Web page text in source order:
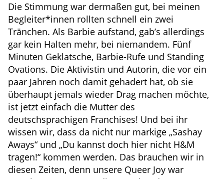
Die Stimmung war dermaßen gut, bei meinen
Begleiter*innen rollten schnell ein zwei
Tränchen. Als Barbie aufstand, gab’s allerdings
gar kein Halten mehr, bei niemandem. Fünf
Minuten Geklatsche, Barbie-Rufe und Standing
Ovations. Die Aktivistin und Autorin, die vor ein
paar Jahren noch damit gehadert hat, ob sie
überhaupt jemals wieder Drag machen möchte,
ist jetzt einfach die Mutter des
deutschsprachigen Franchises! Und bei ihr
wissen wir, dass da nicht nur markige „Sashay
Aways“ und „Du kannst doch hier nicht H&M
tragen!“ kommen werden. Das brauchen wir in
diesen Zeiten, denn unsere Queer Joy war